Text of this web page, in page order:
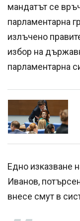
мандатът се
парламентарна
излъчено
избор на
парламентарна
Едно изказване
Иванов,
внесе смут в